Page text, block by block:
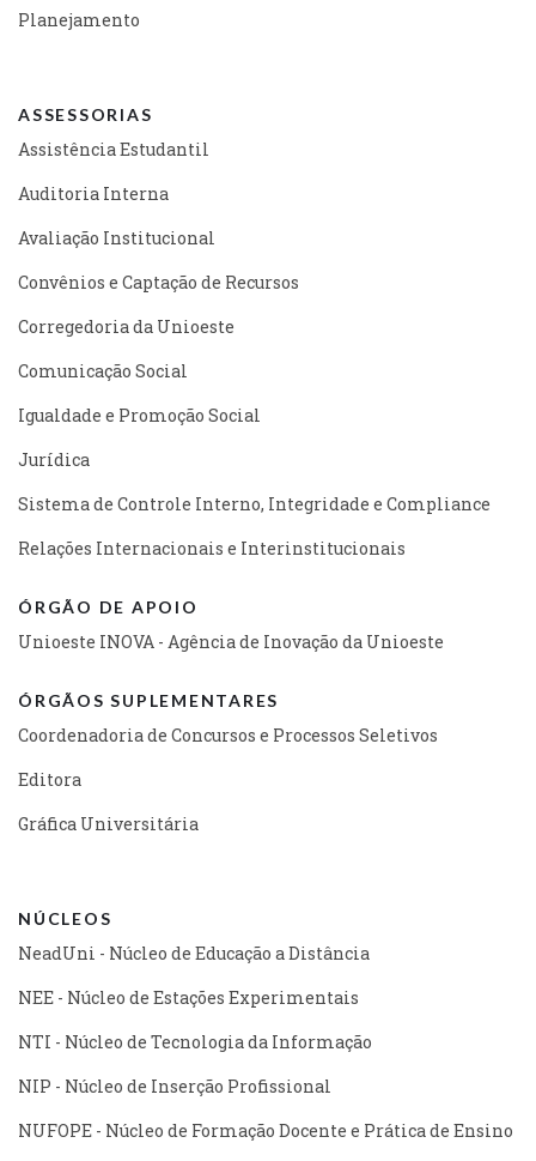
Planejamento
ASSESSORIAS
Assistência Estudantil
Auditoria Interna
Avaliação Institucional
Convênios e Captação de Recursos
Corregedoria da Unioeste
Comunicação Social
Igualdade e Promoção Social
Jurídica
Sistema de Controle Interno, Integridade e Compliance
Relações Internacionais e Interinstitucionais
ÓRGÃO DE APOIO
Unioeste INOVA - Agência de Inovação da Unioeste
ÓRGÃOS SUPLEMENTARES
Coordenadoria de Concursos e Processos Seletivos
Editora
Gráfica Universitária
NÚCLEOS
NeadUni - Núcleo de Educação a Distância
NEE - Núcleo de Estações Experimentais
NTI - Núcleo de Tecnologia da Informação
NIP - Núcleo de Inserção Profissional
NUFOPE - Núcleo de Formação Docente e Prática de Ensino